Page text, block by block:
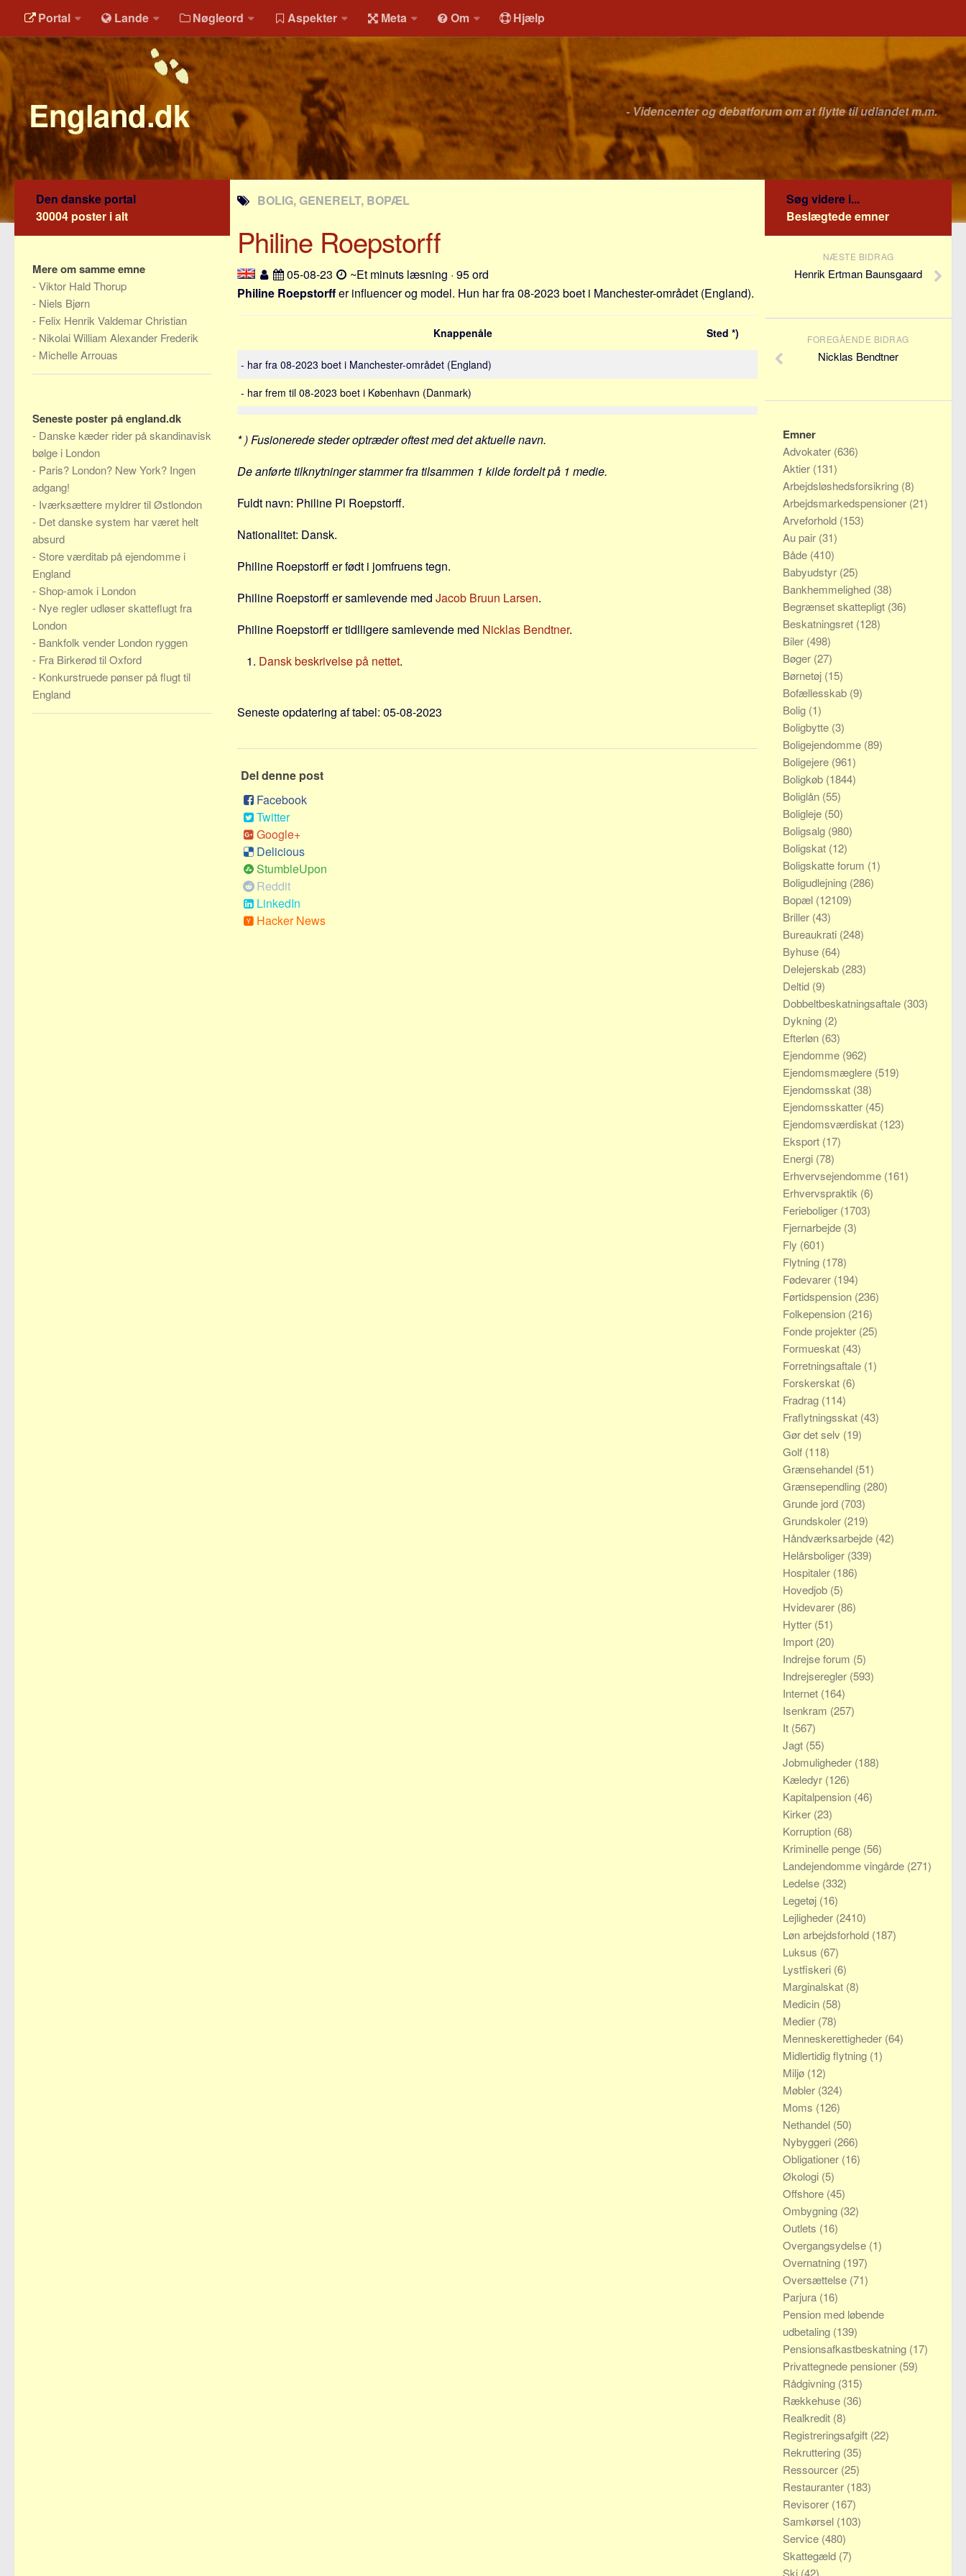
Portal Lande Nøgleord Aspekter Meta Om Hjælp
England.dk - Videncenter og debatforum om at flytte til udlandet m.m.
BOLIG, GENERELT, BOPÆL
Philine Roepstorff
05-08-23
~Et minuts læsning · 95 ord
Philine Roepstorffer influencer og model. Hun har fra 08-2023 boet i Manchester-området (England).
Knappenåle Sted *)
- har fra 08-2023 boet i Manchester-området (England)
- har frem til 08-2023 boet i København (Danmark)
* ) Fusionerede steder optræder oftest med det aktuelle navn.
De anførte tilknytninger stammer fra tilsammen 1 kilde fordelt på 1 medie.
Fuldt navn: Philine Pi Roepstorff.
Nationalitet: Dansk.
Philine Roepstorff er født i jomfruens tegn.
Philine Roepstorff er samlevende med Jacob Bruun Larsen.
Philine Roepstorff er tidlligere samlevende med Nicklas Bendtner.
Dansk beskrivelse på nettet.
Seneste opdatering af tabel: 05-08-2023
Del denne post
Facebook
Twitter
Google+
Delicious
StumbleUpon
Reddit
LinkedIn
Hacker News
Den danske portal
30004 poster i alt
Mere om samme emne
-Viktor Hald Thorup
- Niels Bjørn
- Felix Henrik Valdemar Christian
- Nikolai William Alexander Frederik
- Michelle Arrouas
Seneste poster på england.dk
- Danske kæder rider på skandinavisk
bølge i London
- Paris? London? New York? Ingen
adgang!
- Iværksættere myldrer til Østlondon
- Det danske system har været helt
absurd
- Store værditab på ejendomme i
England
- Shop-amok i London
- Nye regler udløser skatteflugt fra
London
- Bankfolk vender London ryggen
- Fra Birkerød til Oxford
- Konkurstruede pønser på flugt til
England
Søg videre i...
Beslægtede emner
NÆSTE BIDRAG
Henrik Ertman Baunsgaard
FOREGÅENDE BIDRAG
Nicklas Bendtner
Emner
Advokater (636)
Aktier (131)
Arbejdsløshedsforsikring (8)
Arbejdsmarkedspensioner (21)
Arveforhold (153)
Au pair (31)
Både (410)
Babyudstyr (25)
Bankhemmelighed (38)
Begrænset skattepligt (36)
Beskatningsret (128)
Biler (498)
Bøger (27)
Børnetøj (15)
Bofællesskab (9)
Bolig (1)
Boligbytte (3)
Boligejendomme (89)
Boligejere (961)
Boligkøb (1844)
Boliglån (55)
Boligleje (50)
Boligsalg (980)
Boligskat (12)
Boligskatte forum (1)
Boligudlejning (286)
Bopæl (12109)
Briller (43)
Bureaukrati (248)
Byhuse (64)
Delejerskab (283)
Deltid (9)
Dobbeltbeskatningsaftale (303)
Dykning (2)
Efterløn (63)
Ejendomme (962)
Ejendomsmæglere (519)
Ejendomsskat (38)
Ejendomsskatter (45)
Ejendomsværdiskat (123)
Eksport (17)
Energi (78)
Erhvervsejendomme (161)
Erhvervspraktik (6)
Ferieboliger (1703)
Fjernarbejde (3)
Fly (601)
Flytning (178)
Fødevarer (194)
Førtidspension (236)
Folkepension (216)
Fonde projekter (25)
Formueskat (43)
Forretningsaftale (1)
Forskerskat (6)
Fradrag (114)
Fraflytningsskat (43)
Gør det selv (19)
Golf (118)
Grænsehandel (51)
Grænsependling (280)
Grunde jord (703)
Grundskoler (219)
Håndværksarbejde (42)
Helårsboliger (339)
Hospitaler (186)
Hovedjob (5)
Hvidevarer (86)
Hytter (51)
Import (20)
Indrejse forum (5)
Indrejseregler (593)
Internet (164)
Isenkram (257)
It (567)
Jagt (55)
Jobmuligheder (188)
Kæledyr (126)
Kapitalpension (46)
Kirker (23)
Korruption (68)
Kriminelle penge (56)
Landejendomme vingårde (271)
Ledelse (332)
Legetøj (16)
Lejligheder (2410)
Løn arbejdsforhold (187)
Luksus (67)
Lystfiskeri (6)
Marginalskat (8)
Medicin (58)
Medier (78)
Menneskerettigheder (64)
Midlertidig flytning (1)
Miljø (12)
Møbler (324)
Moms (126)
Nethandel (50)
Nybyggeri (266)
Obligationer (16)
Økologi (5)
Offshore (45)
Ombygning (32)
Outlets (16)
Overgangsydelse (1)
Overnatning (197)
Oversættelse (71)
Parjura (16)
Pension med løbende
udbetaling (139)
Pensionsafkastbeskatning (17)
Privattegnede pensioner (59)
Rådgivning (315)
Rækkehuse (36)
Realkredit (8)
Registreringsafgift (22)
Rekruttering (35)
Ressourcer (25)
Restauranter (183)
Revisorer (167)
Samkørsel (103)
Service (480)
Skattegæld (7)
Ski (42)